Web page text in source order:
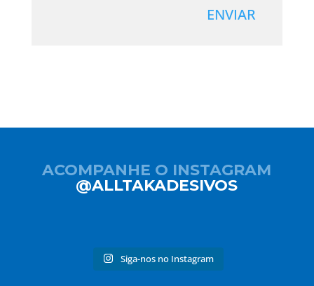
ENVIAR
ACOMPANHE O INSTAGRAM
@ALLTAKADESIVOS
Siga-nos no Instagram